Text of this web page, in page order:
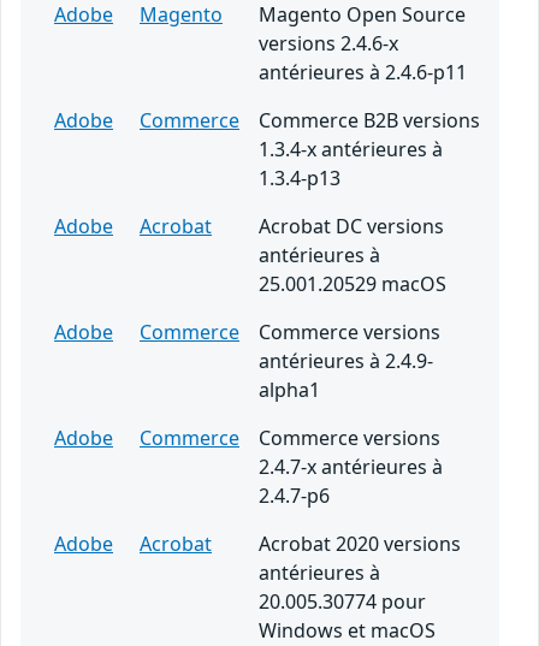
Adobe
Magento
Magento Open Source
versions 2.4.6-x
antérieures à 2.4.6-p11
Adobe
Commerce
Commerce B2B versions
1.3.4-x antérieures à
1.3.4-p13
Adobe
Acrobat
Acrobat DC versions
antérieures à
25.001.20529 macOS
Adobe
Commerce
Commerce versions
antérieures à 2.4.9-
alpha1
Adobe
Commerce
Commerce versions
2.4.7-x antérieures à
2.4.7-p6
Adobe
Acrobat
Acrobat 2020 versions
antérieures à
20.005.30774 pour
Windows et macOS